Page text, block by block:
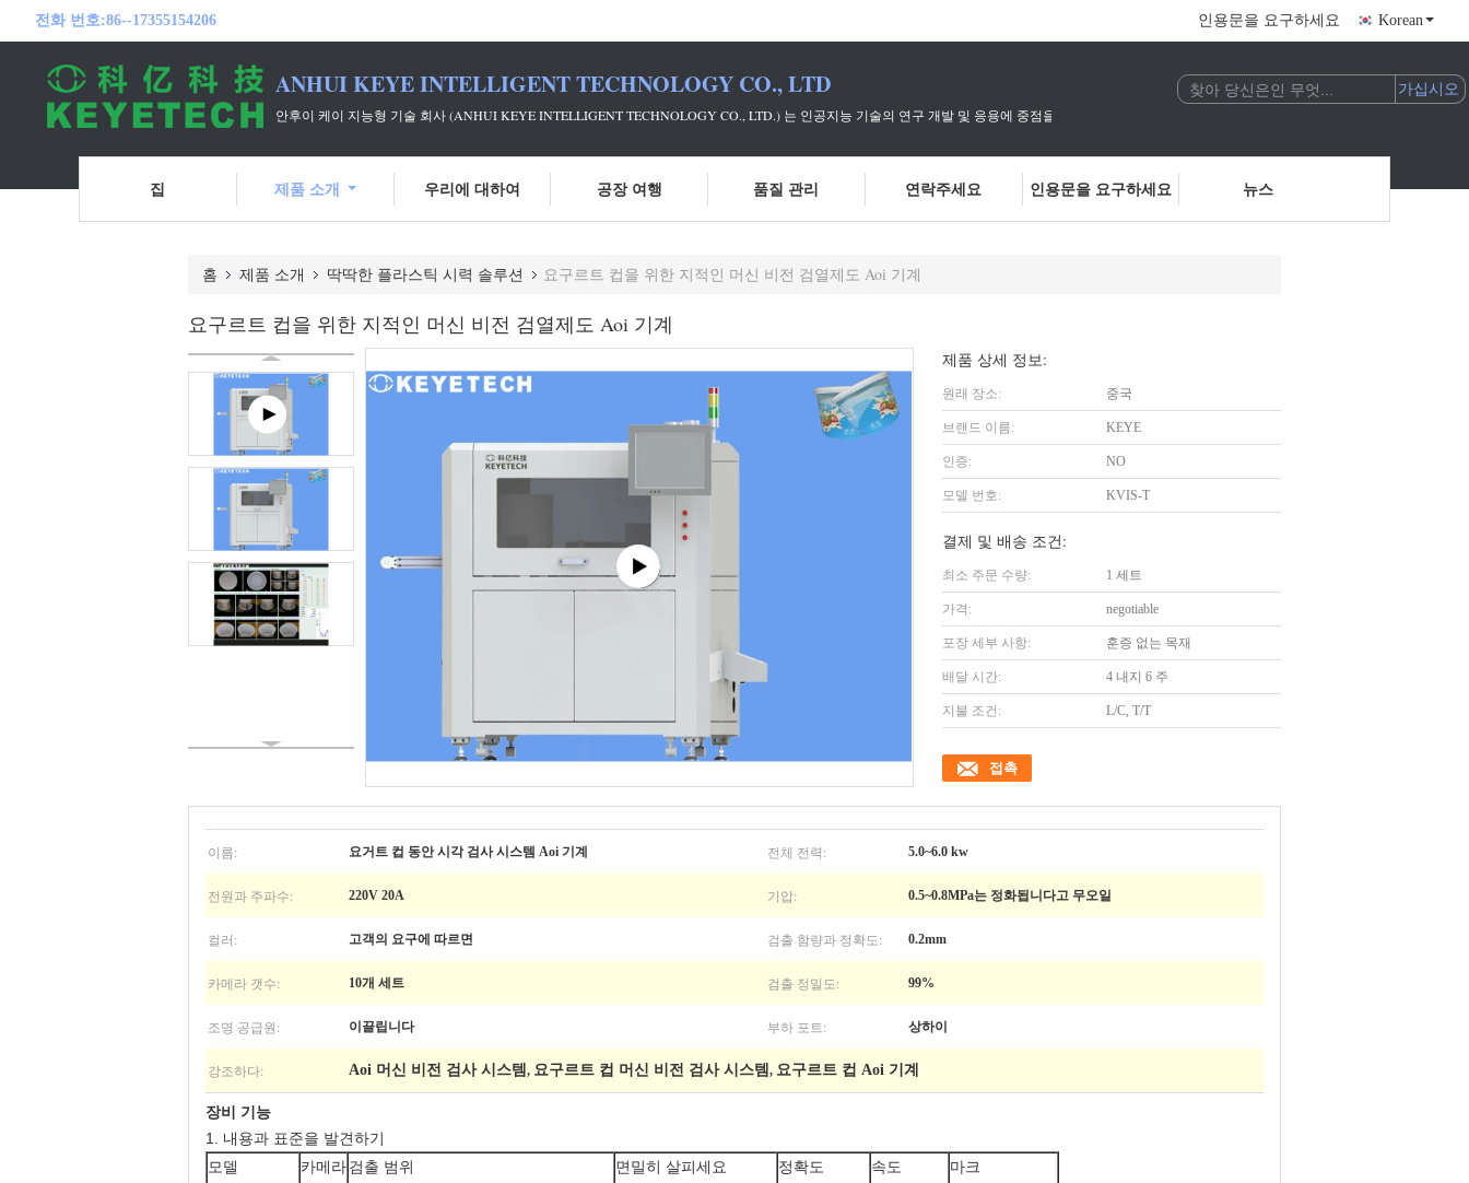
전화 번호:86--17355154206 인용문을 요구하세요 Korean
ANHUI KEYE INTELLIGENT TECHNOLOGY CO., LTD
안후이 케이 지능형 기술 회사 (ANHUI KEYE INTELLIGENT TECHNOLOGY CO., LTD.) 는 인공지능 기술의 연구 개발 및 응용에 중점을 둔 국가 고기술 기업입니다.우리는 인공지능 비전 검사 및 자동화
집 제품 소개 우리에 대하여 공장 여행 품질 관리 연락주세요 인용문을 요구하세요 뉴스
홈 제품 소개 딱딱한 플라스틱 시력 솔루션 요구르트 컵을 위한 지적인 머신 비전 검열제도 Aoi 기계
요구르트 컵을 위한 지적인 머신 비전 검열제도 Aoi 기계
제품 상세 정보:
원래 장소: 중국
브랜드 이름: KEYE
인증: NO
모델 번호: KVIS-T
결제 및 배송 조건:
최소 주문 수량: 1 세트
가격: negotiable
포장 세부 사항: 훈증 없는 목재
배달 시간: 4 내지 6 주
지불 조건: L/C, T/T
접촉
이름: 요거트 컵 동안 시각 검사 시스템 Aoi 기계 전체 전력: 5.0~6.0 kw
전원과 주파수: 220V 20A 기압: 0.5~0.8MPa는 정화됩니다고 무오일
컬러: 고객의 요구에 따르면 검출 함량과 정확도: 0.2mm
카메라 갯수: 10개 세트 검출 정밀도: 99%
조명 공급원: 이끌립니다 부하 포트: 상하이
강조하다: Aoi 머신 비전 검사 시스템 , 요구르트 컵 머신 비전 검사 시스템 , 요구르트 컵 Aoi 기계
장비 기능
1. 내용과 표준을 발견하기
모델
카메라검출 범위 면밀히 살피세요 정확도 속도 마크